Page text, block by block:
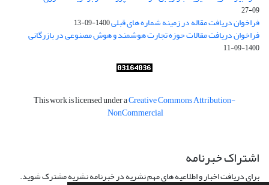
09-27
فراخوان دریافت مقاله در زمینه شماره های قبلی1400-09-13
فراخوان دریافت مقالات حوزه تجارت هوشمند و هوش مصنوعی در بازرگانی
1400-09-11
This work is licensed under aCreative Commons Attribution-
NonCommercial
اشتراک خبرنامه
برای دریافت اخبار و اطلاعیه های مهم نشریه در خبرنامه نشریه مشترک شوید.